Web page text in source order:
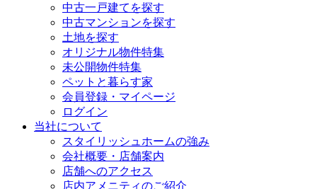
中古一戸建てを探す
中古マンションを探す
土地を探す
オリジナル物件特集
未公開物件特集
ペットと暮らす家
会員登録・マイページ
ログイン
当社について
スタイリッシュホームの強み
会社概要・店舗案内
店舗へのアクセス
店内アメニティのご紹介